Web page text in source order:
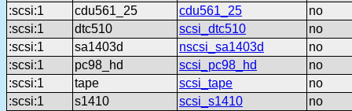
:scsi:1
cdu561_25 cdu561_25
no
:scsi:1
dtc510 scsi_dtc510
no
:scsi:1
sa1403d nscsi_sa1403d
no
:scsi:1
pc98_hd scsi_pc98_hd
no
:scsi:1
tape scsi_tape
no
:scsi:1
s1410 scsi_s1410
no